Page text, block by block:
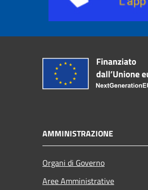
AMMINISTRAZIONE
Organi di Governo
Aree Amministrative